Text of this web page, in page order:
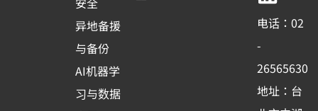
异地备援
与备份
AI机器学
习与数据
o
o
k
-
s
b
e
d
i
n
电话：02
-
26565630
地址：台